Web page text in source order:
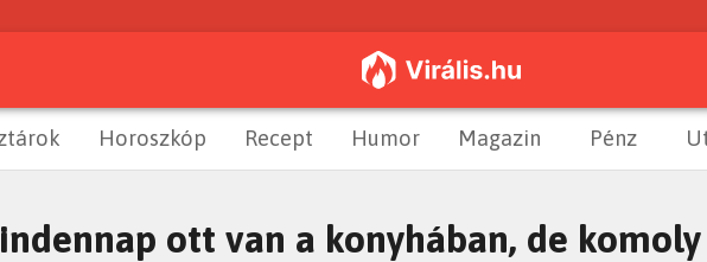
Horoszkóp Recept Humor Magazin Pénz
ott van a konyhában, de